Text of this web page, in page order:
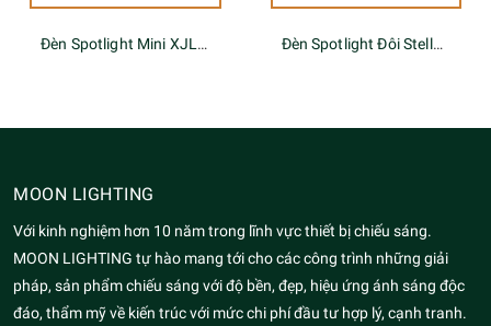
Đèn Spotlight Mini XJL Series Đèn Spotlight Đôi Stella PK-2-LENS Series
MOON LIGHTING
Với kinh nghiệm hơn 10 năm trong lĩnh vực thiết bị chiếu sáng.
MOON LIGHTING tự hào mang tới cho các công trình những giải
pháp, sản phẩm chiếu sáng với độ bền, đẹp, hiệu ứng ánh sáng độc
đáo, thẩm mỹ về kiến trúc với mức chi phí đầu tư hợp lý, cạnh tranh.